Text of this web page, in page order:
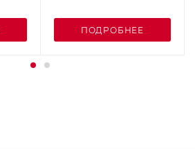
ПОДРОБНЕЕ